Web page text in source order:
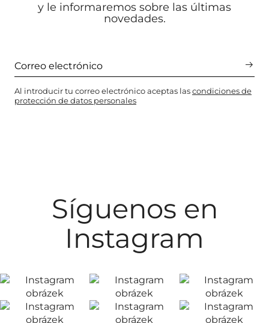
y le informaremos sobre las últimas
novedades.
Al introducir tu correo electrónico aceptas lascondiciones de
protección de datos personales
Síguenos en
Instagram